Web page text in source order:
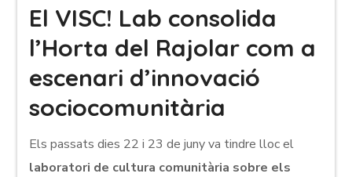
El VISC! Lab consolida
l’Horta del Rajolar com a
escenari d’innovació
sociocomunitària
Els passats dies 22 i 23 de juny va tindre lloc el
laboratori de cultura comunitària sobre els